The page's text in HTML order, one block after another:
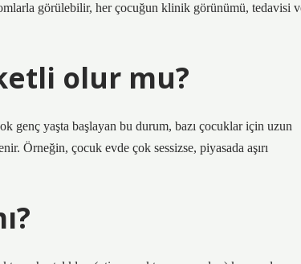
görülebilir, her çocuğun klinik görünümü, tedavisi
olur mu?
genç yaşta başlayan bu durum, bazı çocuklar için uzun
Örneğin, çocuk evde çok sessizse, piyasada aşırı